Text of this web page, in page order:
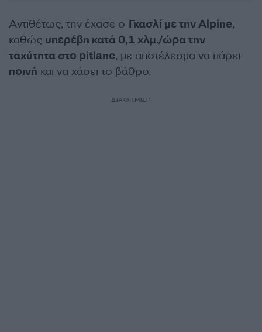
Αντιθέτως, την έχασε ο Γκασλί με την Alpine,
καθώς υπερέβη κατά 0,1 χλμ./ώρα την
ταχύτητα στο pitlane, με αποτέλεσμα να πάρει
ποινή και να χάσει το βάθρο.
ΔΙΑΦΗΜΙΣΗ